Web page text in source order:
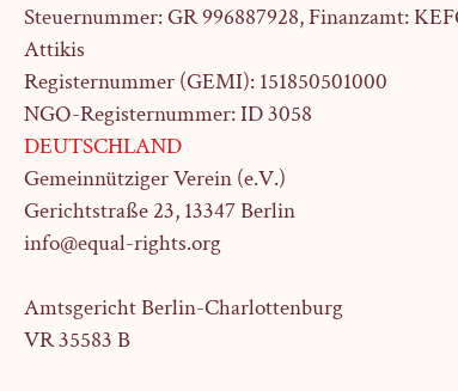
Steuernummer: GR 996887928, Finanzamt:
Attikis
Registernummer (GEMI): 151850501000
NGO-Registernummer: ID 3058
DEUTSCHLAND
Gemeinnütziger Verein (e.V.)
Gerichtstraße 23, 13347 Berlin
info@equal-rights.org
Amtsgericht Berlin-Charlottenburg
VR 35583 B